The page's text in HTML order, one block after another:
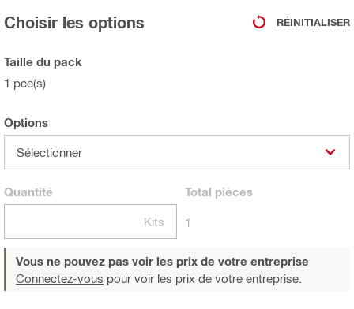
Choisir les options RÉINITIALISER
Taille du pack
1 pce(s)
Options
Sélectionner
Quantité
Kits
Total pièces
1
Vous ne pouvez pas voir les prix de votre entreprise
Connectez-vous pour voir les prix de votre entreprise.